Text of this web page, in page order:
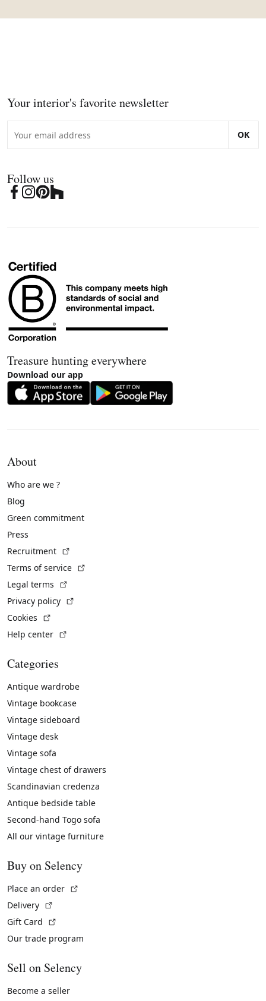
Your interior's favorite newsletter
OK
Follow us
Treasure hunting everywhere
Download our app
About
Who are we ?
Blog
Green commitment
Press
Recruitment
Terms of service
Legal terms
Privacy policy
Cookies
Help center
Categories
Antique wardrobe
Vintage bookcase
Vintage sideboard
Vintage desk
Vintage sofa
Vintage chest of drawers
Scandinavian credenza
Antique bedside table
Second-hand Togo sofa
All our vintage furniture
Buy on Selency
Place an order
Delivery
Gift Card
Our trade program
Sell on Selency
Become a seller